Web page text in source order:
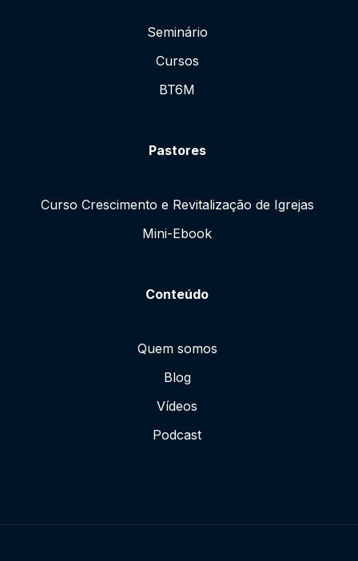
Seminário
Cursos
BT6M
Pastores
Curso Crescimento e Revitalização de Igrejas
Mini-Ebook
Conteúdo
Quem somos
Blog
Vídeos
Podcast